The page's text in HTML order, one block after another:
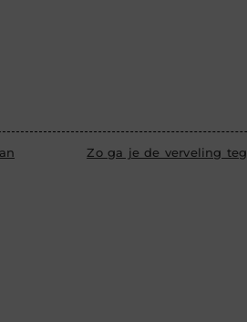
Zo ga je de verveling